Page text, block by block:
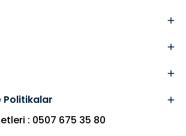
Politikalar
: 0507 675 35 80